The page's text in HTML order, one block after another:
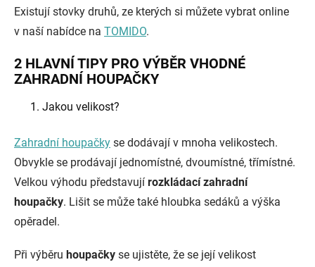
Existují stovky druhů, ze kterých si můžete vybrat online
v naší nabídce na TOMIDO.
2 HLAVNÍ TIPY PRO VÝBĚR VHODNÉ
ZAHRADNÍ HOUPAČKY
Jakou velikost?
Zahradní houpačky se dodávají v mnoha velikostech.
Obvykle se prodávají jednomístné, dvoumístné, třímístné.
Velkou výhodu představují rozkládací zahradní
houpačky. Lišit se může také hloubka sedáků a výška
opěradel.
Při výběru houpačky se ujistěte, že se její velikost